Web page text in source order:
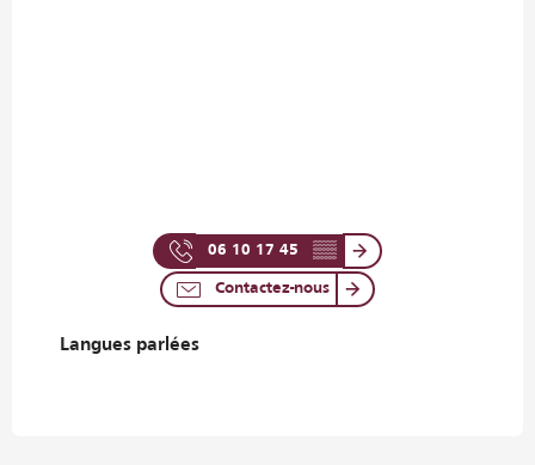
06 10 17 45 ▒▒
Contactez-nous
Langues parlées
Langues parlées